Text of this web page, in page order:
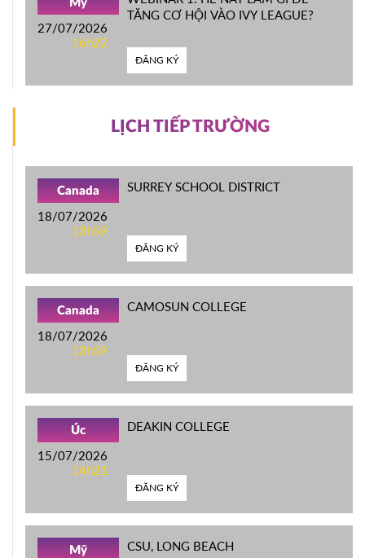
Mỹ
27/07/2026
16h22
TĂNG CƠ HỘI VÀO IVY LEAGUE?
ĐĂNG KÝ
LỊCH TIẾP TRƯỜNG
Canada
18/07/2026
13h59
SURREY SCHOOL DISTRICT
ĐĂNG KÝ
Canada
18/07/2026
13h59
CAMOSUN COLLEGE
ĐĂNG KÝ
Úc
15/07/2026
14h21
DEAKIN COLLEGE
ĐĂNG KÝ
Mỹ CSU, LONG BEACH